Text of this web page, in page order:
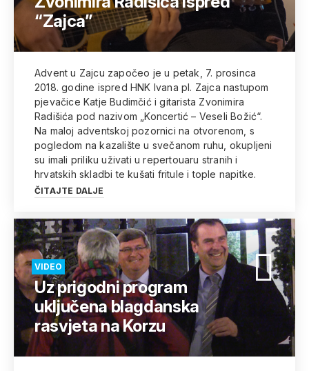
“Zajca”
Advent u Zajcu započeo je u petak, 7. prosinca
2018. godine ispred HNK Ivana pl. Zajca nastupom
pjevačice Katje Budimčić i gitarista Zvonimira
Radišića pod nazivom „Koncertić – Veseli Božić“.
Na maloj adventskoj pozornici na otvorenom, s
pogledom na kazalište u svečanom ruhu, okupljeni
su imali priliku uživati u repertouaru stranih i
hrvatskih skladbi te kušati fritule i tople napitke.
ČITAJTE DALJE
VIDEO
Uz prigodni program
uključena blagdanska
rasvjeta na Korzu